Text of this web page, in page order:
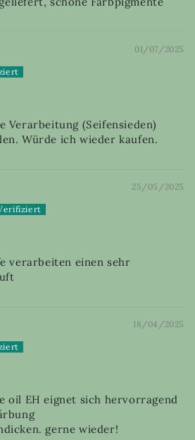
01/07/2025
Verarbeitung (Seifensieden)
Würde ich wieder kaufen.
25/05/2025
verarbeiten einen sehr
18/04/2025
oil EH eignet sich hervorragend
gerne wieder!